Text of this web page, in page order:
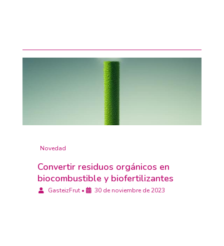
Novedad
Convertir residuos orgánicos en
biocombustible y biofertilizantes
GasteizFrut • 30 de noviembre de 2023